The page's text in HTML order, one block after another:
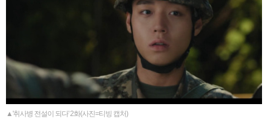
▲'취사병 전설이 되다' 2화(사진=티빙 캡처)